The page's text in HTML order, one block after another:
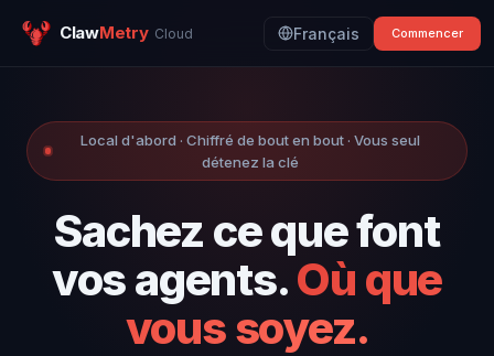
ClawMetry Cloud Français Commencer
Local d'abord · Chiffré de bout en bout · Vous seul
détenez la clé
Sachez ce que font
vos agents.Où que
vous soyez.